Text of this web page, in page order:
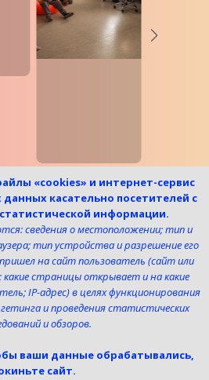
просто школа
индустрий
индустрий
«cookies» и интернет-сервис
касательно посетителей с
информации.
сведения о местоположении; тип и
тип устройства и разрешение его
на сайт пользователь (сайт или
какие страницы открывает и на какие
IP-адрес) в целях функционирования
и проведения статистических
и обзоров.
ваши данные обрабатывались,
сайт.